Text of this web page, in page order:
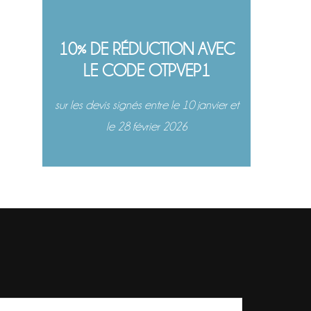
10% DE RÉDUCTION AVEC
LE CODE OTPVEP1
sur les devis signés entre le 10 janvier et
le 28 février 2026